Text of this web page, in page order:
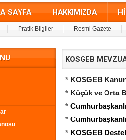
SAYFA HAKKIMIZDA
Pratik Bilgiler Resmi Gazete
KOSGEB
* KOSGEB
* Küçük ve Orta
*
*
* KOSGEB